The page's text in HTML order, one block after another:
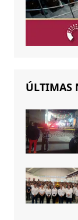
ÚLTIMAS